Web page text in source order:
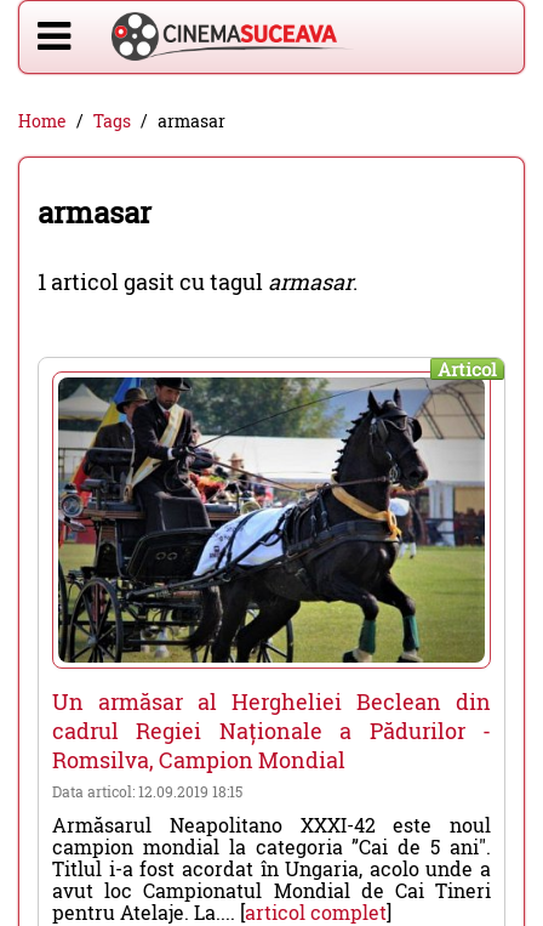
Home Tags armasar
armasar
1 articol gasit cu tagul armasar.
Articol
Un armăsar al Hergheliei Beclean din
cadrul Regiei Naționale a Pădurilor -
Romsilva, Campion Mondial
Data articol: 12.09.2019 18:15
Armăsarul Neapolitano XXXI-42 este noul
campion mondial la categoria ”Cai de 5 ani".
Titlul i-a fost acordat în Ungaria, acolo unde a
avut loc Campionatul Mondial de Cai Tineri
pentru Atelaje. La.... [articol complet]